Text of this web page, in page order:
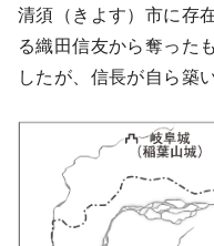
清須（きよす）市に存
る織田信友から奪った
したが、信長が自ら築